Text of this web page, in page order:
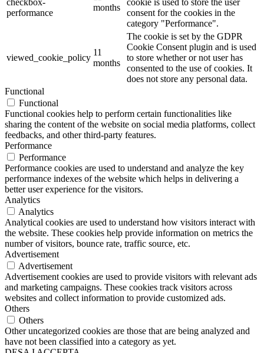
checkbox-
performance
months
cookie is used to store the user
consent for the cookies in the
category "Performance".
viewed_cookie_policy
11
months
The cookie is set by the GDPR
Cookie Consent plugin and is used
to store whether or not user has
consented to the use of cookies. It
does not store any personal data.
Functional
Functional
Functional cookies help to perform certain functionalities like
sharing the content of the website on social media platforms, collect
feedbacks, and other third-party features.
Performance
Performance
Performance cookies are used to understand and analyze the key
performance indexes of the website which helps in delivering a
better user experience for the visitors.
Analytics
Analytics
Analytical cookies are used to understand how visitors interact with
the website. These cookies help provide information on metrics the
number of visitors, bounce rate, traffic source, etc.
Advertisement
Advertisement
Advertisement cookies are used to provide visitors with relevant ads
and marketing campaigns. These cookies track visitors across
websites and collect information to provide customized ads.
Others
Others
Other uncategorized cookies are those that are being analyzed and
have not been classified into a category as yet.